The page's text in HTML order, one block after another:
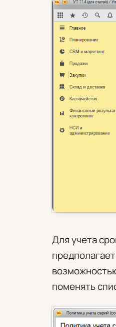
Для учета
поменять